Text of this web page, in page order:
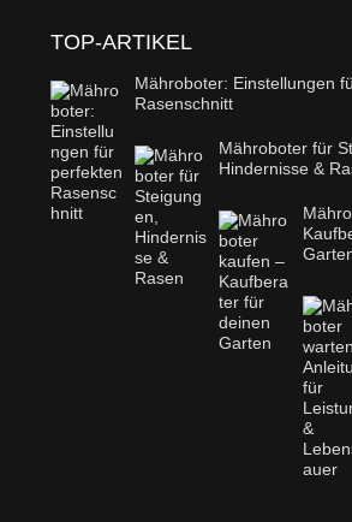
TOP-ARTIKEL
Mähroboter: Einstellungen
Rasenschnitt
Mähroboter für
Hindernisse &